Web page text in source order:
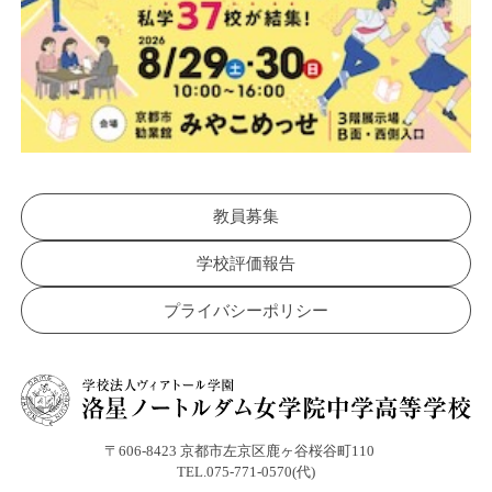
教員募集
学校評価報告
プライバシーポリシー
〒606-8423 京都市左京区鹿ヶ谷桜谷町110
TEL.075-771-0570(代)